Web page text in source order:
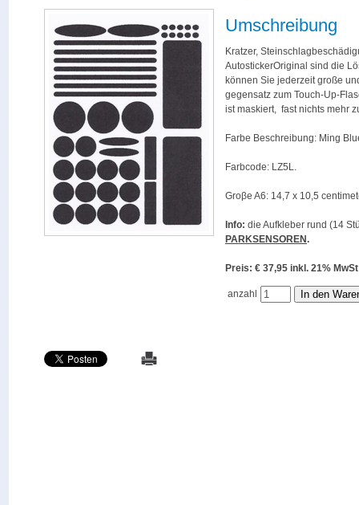
Umschreibung
Kratzer,
AutostickerOriginal sind die
können Sie jederzeit große
gegensatz zum Touch-Up-
ist maskiert, fast nichts mehr
Farbe Beschreibung: Ming
Farbcode: LZ5L.
Groβe A6: 14,7 x 10,5
Info: die Aufkleber rund (14
PARKSENSOREN.
Preis: € 37,95 inkl. 21%
anzahl